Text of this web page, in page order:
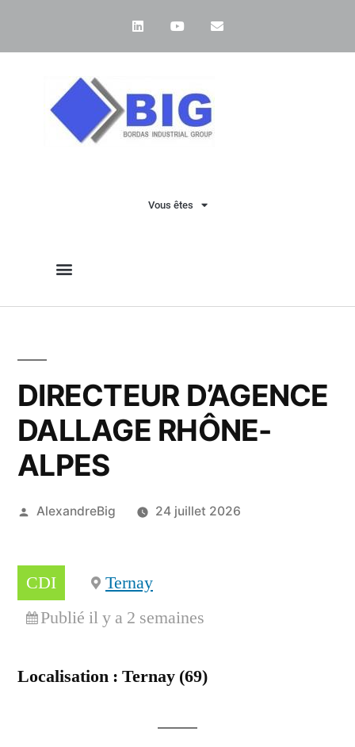
Vous êtes
DIRECTEUR D’AGENCE
DALLAGE RHÔNE-
ALPES
AlexandreBig 24 juillet 2026
CDI
Ternay
Publié il y a 2 semaines
Localisation : Ternay (69)